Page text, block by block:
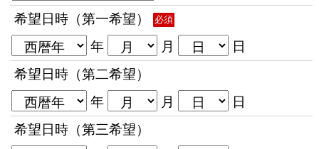
希望日時（第一希望） 必須
年 月
日
希望日時（第二希望）
年
月
日
希望日時（第三希望）